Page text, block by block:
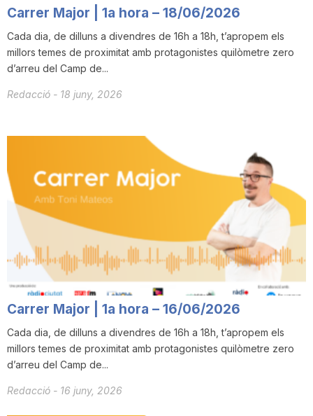
Carrer Major | 1a hora – 18/06/2026
Cada dia, de dilluns a divendres de 16h a 18h, t’apropem els
millors temes de proximitat amb protagonistes quilòmetre zero
d’arreu del Camp de...
Redacció - 18 juny, 2026
Carrer Major | 1a hora – 16/06/2026
Cada dia, de dilluns a divendres de 16h a 18h, t’apropem els
millors temes de proximitat amb protagonistes quilòmetre zero
d’arreu del Camp de...
Redacció - 16 juny, 2026